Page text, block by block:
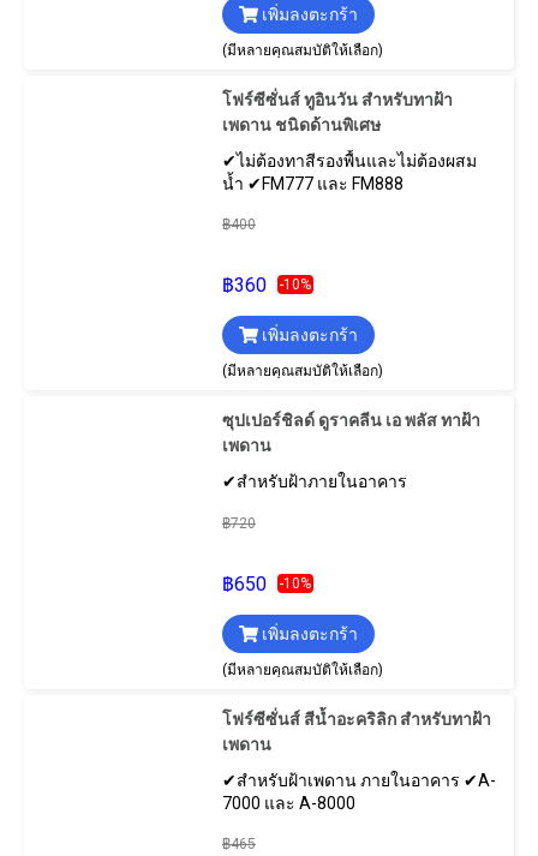
เพิ่มลงตะกร้า
(มีหลายคุณสมบัติให้เลือก)
โฟร์ซีซั่นส์ ทูอินวัน สำหรับทาฝ้า
เพดาน ชนิดด้านพิเศษ
✔ไม่ต้องทาสีรองพื้นและไม่ต้องผสม
น้ำ ✔FM777 และ FM888
฿400
฿360 -10%
เพิ่มลงตะกร้า
(มีหลายคุณสมบัติให้เลือก)
ซุปเปอร์ชิลด์ ดูราคลีน เอ พลัส ทาฝ้า
เพดาน
✔สำหรับฝ้าภายในอาคาร
฿720
฿650 -10%
เพิ่มลงตะกร้า
(มีหลายคุณสมบัติให้เลือก)
โฟร์ซีซั่นส์ สีน้ำอะคริลิก สําหรับทาฝ้า
เพดาน
✔สำหรับฝ้าเพดาน ภายในอาคาร ✔A-
7000 และ A-8000
฿465